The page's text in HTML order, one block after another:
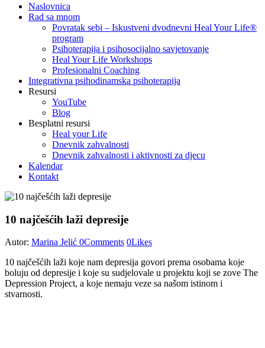
Naslovnica
Rad sa mnom
Povratak sebi – Iskustveni dvodnevni Heal Your Life®
program
Psihoterapija i psihosocijalno savjetovanje
Heal Your Life Workshops
Profesionalni Coaching
Integrativna psihodinamska psihoterapija
Resursi
YouTube
Blog
Besplatni resursi
Heal your Life
Dnevnik zahvalnosti
Dnevnik zahvalnosti i aktivnosti za djecu
Kalendar
Kontakt
10 najčešćih laži depresije
Autor: Marina Jelić 0Comments 0Likes
10 najčešćih laži koje nam depresija govori prema osobama koje
boluju od depresije i koje su sudjelovale u projektu koji se zove The
Depression Project, a koje nemaju veze sa našom istinom i
stvarnosti.